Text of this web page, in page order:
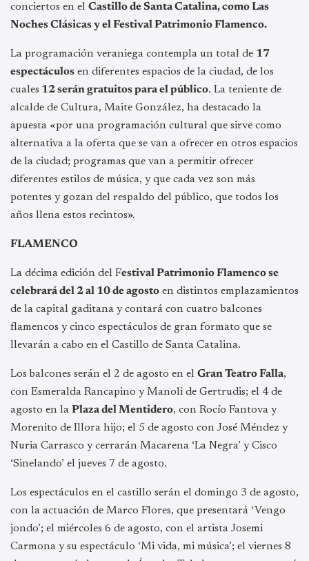
conciertos en el Castillo de Santa Catalina, como Las
Noches Clásicas y el Festival Patrimonio Flamenco.
La programación veraniega contempla un total de 17
espectáculos en diferentes espacios de la ciudad, de los
cuales 12 serán gratuitos para el público. La teniente de
alcalde de Cultura, Maite González, ha destacado la
apuesta «por una programación cultural que sirve como
alternativa a la oferta que se van a ofrecer en otros espacios
de la ciudad; programas que van a permitir ofrecer
diferentes estilos de música, y que cada vez son más
potentes y gozan del respaldo del público, que todos los
años llena estos recintos».
FLAMENCO
La décima edición del Festival Patrimonio Flamenco se
celebrará del 2 al 10 de agosto en distintos emplazamientos
de la capital gaditana y contará con cuatro balcones
flamencos y cinco espectáculos de gran formato que se
llevarán a cabo en el Castillo de Santa Catalina.
Los balcones serán el 2 de agosto en el Gran Teatro Falla,
con Esmeralda Rancapino y Manoli de Gertrudis; el 4 de
agosto en la Plaza del Mentidero, con Rocío Fantova y
Morenito de Illora hijo; el 5 de agosto con José Méndez y
Nuria Carrasco y cerrarán Macarena ‘La Negra’ y Cisco
‘Sinelando’ el jueves 7 de agosto.
Los espectáculos en el castillo serán el domingo 3 de agosto,
con la actuación de Marco Flores, que presentará ‘Vengo
jondo’; el miércoles 6 de agosto, con el artista Josemi
Carmona y su espectáculo ‘Mi vida, mi música’; el viernes 8